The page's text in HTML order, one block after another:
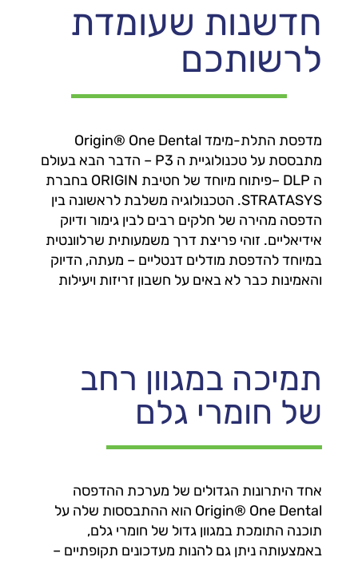
חדשנות שעומדת
לרשותכם
מדפסת התלת-מימד Origin® One Dental
מתבססת על טכנולוגיית ה P3 – הדבר הבא בעולם
ה DLP –פיתוח מיוחד של חטיבת ORIGIN בחברת
STRATASYS. הטכנולוגיה משלבת לראשונה בין
הדפסה מהירה של חלקים רבים לבין גימור ודיוק
אידיאליים. זוהי פריצת דרך משמעותית שרלוונטית
במיוחד להדפסת מודלים דנטליים – מעתה, הדיוק
והאמינות כבר לא באים על חשבון זריזות ויעילות
תמיכה במגוון רחב
של חומרי גלם
אחד היתרונות הגדולים של מערכת ההדפסה
Origin® One Dental הוא ההתבססות שלה על
תוכנה התומכת במגוון גדול של חומרי גלם,
באמצעותה ניתן גם להנות מעדכונים תקופתיים –